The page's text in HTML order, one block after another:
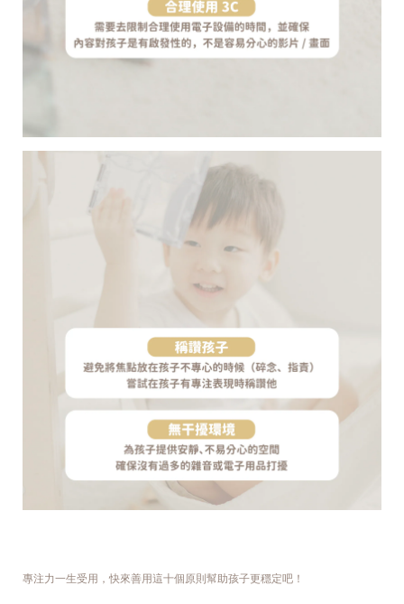
專注力一生受用，快來善用這十個原則幫助孩子更穩定吧！